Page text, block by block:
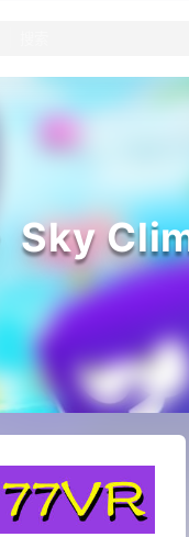
Sky